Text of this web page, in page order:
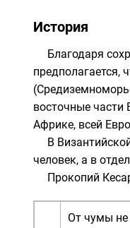
История
Благодаря
предполагается,
восточные части
Африке, всей
В
человек, а в
Прокопий
От чумы не